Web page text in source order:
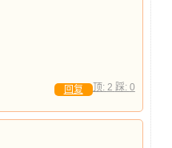
顶: 2 踩: 0
回复